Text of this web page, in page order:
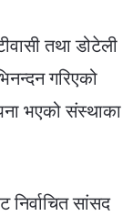
तथा डोटेली
गरिएको
भएको संस्थाका
निर्वाचित सांसद